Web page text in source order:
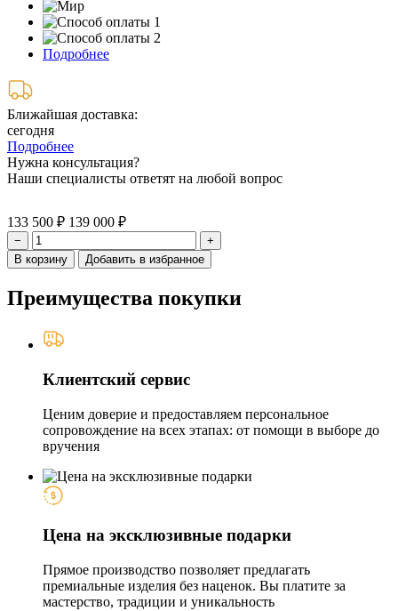
Подробнее
Ближайшая доставка:
сегодня
Подробнее
Нужна консультация?
Наши специалисты ответят на любой вопрос
133 500 ₽ 139 000 ₽
−
+
В корзину
Добавить в избранное
Преимущества покупки
Клиентский сервис
Ценим доверие и предоставляем персональное
сопровождение на всех этапах: от помощи в выборе до
вручения
Цена на эксклюзивные подарки
Прямое производство позволяет предлагать
премиальные изделия без наценок. Вы платите за
мастерство, традиции и уникальность